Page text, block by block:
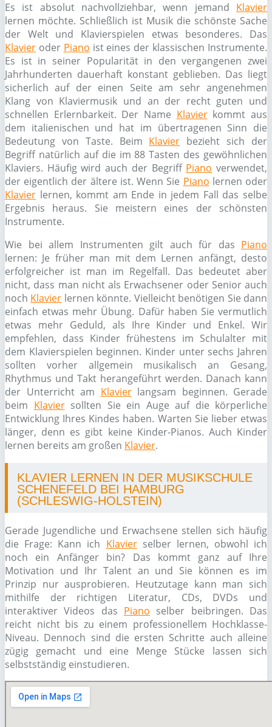
Es ist absolut nachvollziehbar, wenn jemand Klavier
lernen möchte. Schließlich ist Musik die schönste Sache
der Welt und Klavierspielen etwas besonderes. Das
Klavier oder Piano ist eines der klassischen Instrumente.
Es ist in seiner Popularität in den vergangenen zwei
Jahrhunderten dauerhaft konstant geblieben. Das liegt
sicherlich auf der einen Seite am sehr angenehmen
Klang von Klaviermusik und an der recht guten und
schnellen Erlernbarkeit. Der Name Klavierkommt aus
dem italienischen und hat im übertragenen Sinn die
Bedeutung von Taste. Beim Klavier bezieht sich der
Begriff natürlich auf die im 88 Tasten des gewöhnlichen
Klaviers. Häufig wird auch der Begriff Piano verwendet,
der eigentlich der ältere ist. Wenn Sie Piano lernen oder
Klavier lernen, kommt am Ende in jedem Fall das selbe
Ergebnis heraus. Sie meistern eines der schönsten
Instrumente.
Wie bei allem Instrumenten gilt auch für das Piano
lernen: Je früher man mit dem Lernen anfängt, desto
erfolgreicher ist man im Regelfall. Das bedeutet aber
nicht, dass man nicht als Erwachsener oder Senior auch
noch Klavier lernen könnte. Vielleicht benötigen Sie dann
einfach etwas mehr Übung. Dafür haben Sie vermutlich
etwas mehr Geduld, als Ihre Kinder und Enkel. Wir
empfehlen, dass Kinder frühestens im Schulalter mit
dem Klavierspielen beginnen. Kinder unter sechs Jahren
sollten vorher allgemein musikalisch an Gesang,
Rhythmus und Takt herangeführt werden. Danach kann
der Unterricht am Klavierlangsam beginnen. Gerade
beim Klaviersollten Sie ein Auge auf die körperliche
Entwicklung Ihres Kindes haben. Warten Sie lieber etwas
länger, denn es gibt keine Kinder-Pianos. Auch Kinder
lernen bereits am großen Klavier.
KLAVIER LERNEN IN DER MUSIKSCHULE
SCHENEFELD BEI HAMBURG
(SCHLESWIG-HOLSTEIN)
Gerade Jugendliche und Erwachsene stellen sich häufig
die Frage: Kann ich Klavierselber lernen, obwohl ich
noch ein Anfänger bin? Das kommt ganz auf Ihre
Motivation und Ihr Talent an und Sie können es im
Prinzip nur ausprobieren. Heutzutage kann man sich
mithilfe der richtigen Literatur, CDs, DVDs und
interaktiver Videos das Piano selber beibringen. Das
reicht nicht bis zu einem professionellem Hochklasse-
Niveau. Dennoch sind die ersten Schritte auch alleine
zügig gemacht und eine Menge Stücke lassen sich
selbstständig einstudieren.